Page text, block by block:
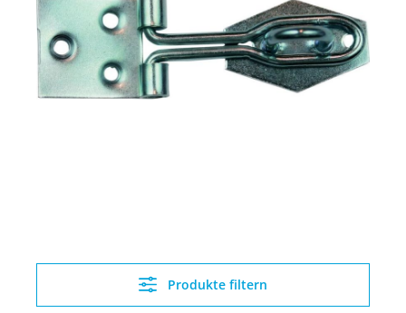
Produkte filtern